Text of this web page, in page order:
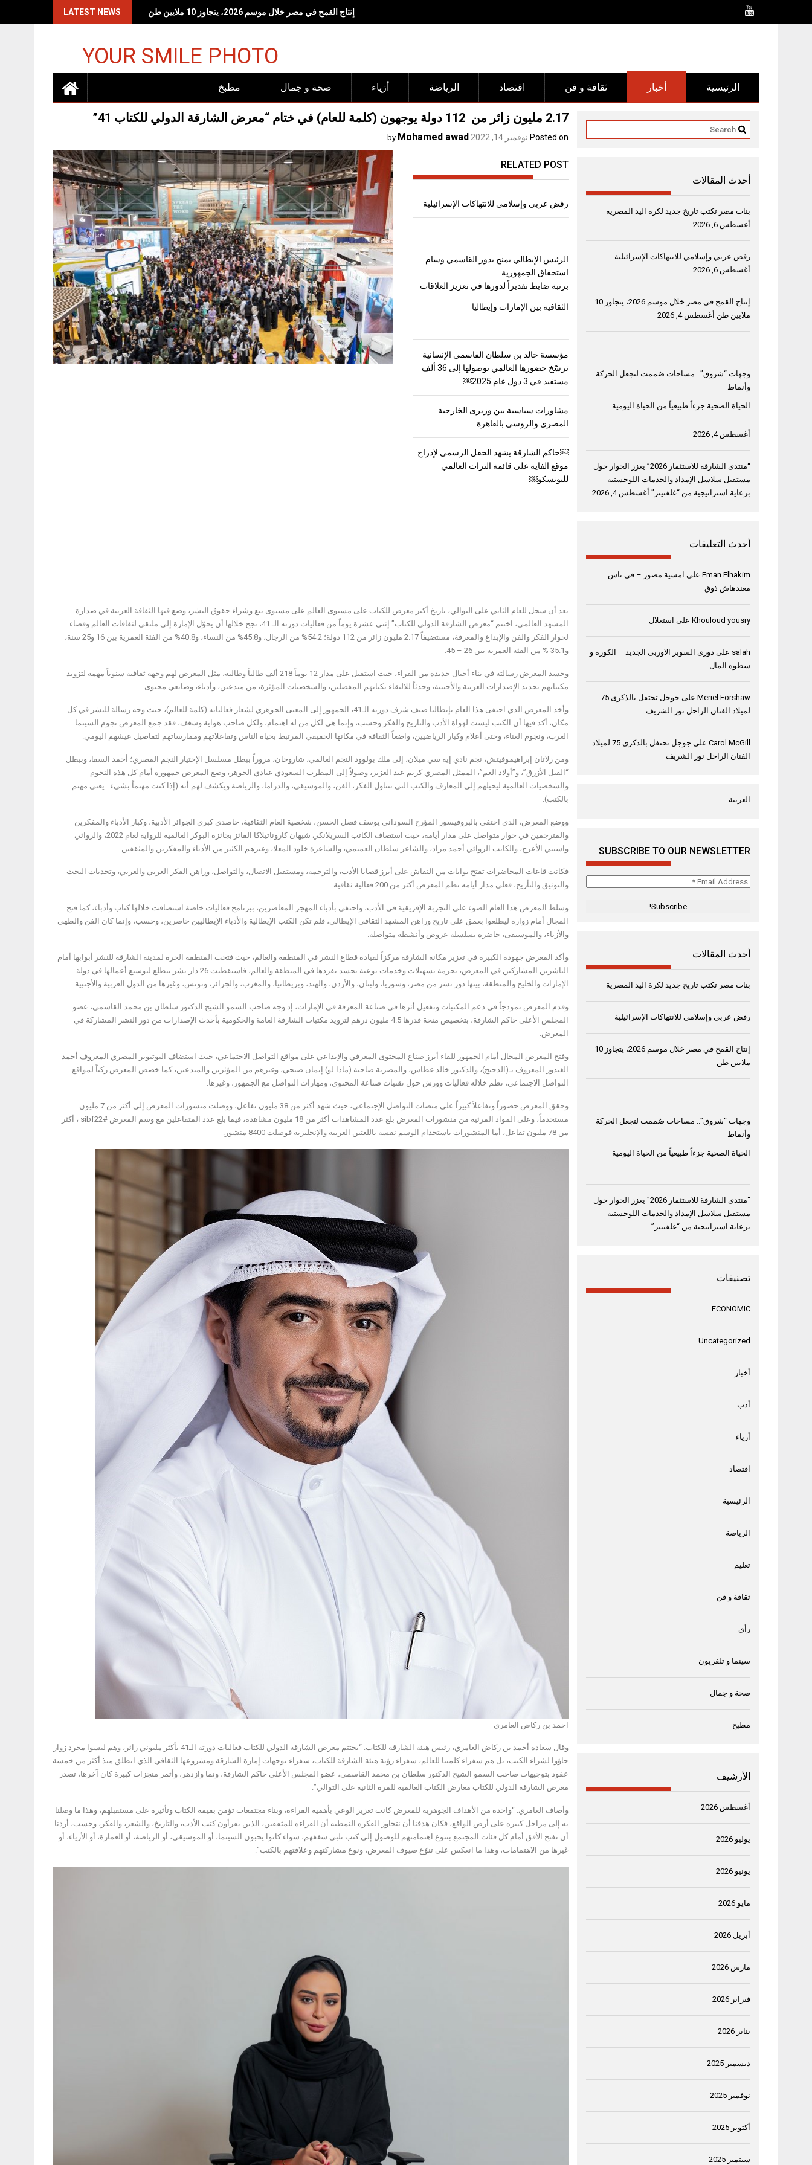
LATEST NEWS إنتاج القمح في مصر خلال موسم 2026، يتجاوز 10 ملايين طن
YOUR SMILE PHOTO
مطبخ صحة و جمال أزياء الرياضة اقتصاد ثقافة و فن أخبار الرئيسية
2.17 مليون زائر من 112 دولة يوجهون (كلمة للعام) في ختام “معرض الشارقة الدولي للكتاب 41”
Posted on نوفمبر 14, 2022 by
Mohamed awad
RELATED POST
رفض عربي وإسلامي للانتهاكات الإسرائيلية
الرئيس الإيطالي يمنح بدور القاسمي وسام
استحقاق الجمهورية
برتبة ضابط تقديراً لدورها في تعزيز العلاقات
الثقافية بين الإمارات وإيطاليا
مؤسسة خالد بن سلطان القاسمي الإنسانية
ترسّخ حضورها العالمي بوصولها إلى 36 ألف
مستفيد في 3 دول عام 2025￼
مشاورات سياسية بين وزيرى الخارجية
المصري والروسي بالقاهرة
￼حاكم الشارقة يشهد الحفل الرسمي لإدراج
موقع الفاية على قائمة التراث العالمي
لليونسكو￼
بعد أن سجل للعام الثاني على التوالي، تاريخ أكبر معرض للكتاب على مستوى العالم على مستوى بيع وشراء حقوق النشر، وضع فيها الثقافة العربية في صدارة
المشهد العالمي، اختتم “معرض الشارقة الدولي للكتاب” إثني عشرة يوماً من فعاليات دورته الـ 41، نجح خلالها أن يحوّل الإمارة إلى ملتقى لثقافات العالم وفضاء
لحوار الفكر والفن والإبداع والمعرفة، مستضيفاً 2.17 مليون زائر من 112 دولة؛ 54.2% من الرجال، و45.8% من النساء، و40.8% من الفئة العمرية بين 16 و25 سنة،
و35.1 % من الفئة العمرية بين 26 – 45.
وجسد المعرض رسالته في بناء أجيال جديدة من القراء، حيث استقبل على مدار 12 يوماً 218 ألف طالباً وطالبة، مثل المعرض لهم وجهة ثقافية سنوياً مهمة لتزويد
مكتباتهم بجديد الإصدارات العربية والأجنبية، وحدثاً للالتقاء بكتابهم المفضلين، والشخصيات المؤثرة، من مبدعين، وأدباء، وصانعي محتوى.
وأخذ المعرض الذي احتفى هذا العام بإيطاليا ضيف شرف دورته الـ41، الجمهور إلى المعنى الجوهري لشعار فعالياته (كلمة للعالم)، حيث وجه رسالة للبشر في كل
مكان، أكد فيها أن الكتب ليست لهواة الأدب والتاريخ والفكر وحسب، وإنما هي لكل من له اهتمام، ولكل صاحب هواية وشغف، فقد جمع المعرض نجوم السينما
العرب، ونجوم الغناء، وحتى أعلام وكبار الرياضيين، واضعاً الثقافة في مكانها الحقيقي المرتبط بحياة الناس وتفاعلاتهم وممارساتهم لتفاصيل عيشهم اليومي.
ومن زلاتان إبراهيموفيتش، نجم نادي إيه سي ميلان، إلى ملك بولوود النجم العالمي، شاروخان، مروراً ببطل مسلسل الإختيار النجم المصري؛ أحمد السقا، وببطل
“الفيل الأزرق”، و”أولاد العم”، الممثل المصري كريم عبد العزيز، وصولاً إلى المطرب السعودي عبادي الجوهر، وضع المعرض جمهوره أمام كل هذه النجوم
والشخصيات العالمية ليحيلهم إلى المعارف والكتب التي تتناول الفكر، الفن، والموسيقى، والدراما، والرياضة ويكشف لهم أنه (إذا كنت مهتماً بشيء.. يعني مهتم
بالكتب).
ووضع المعرض، الذي احتفى بالبروفيسور المؤرخ السوداني يوسف فضل الحسن، شخصية العام الثقافية، حاصدي كبرى الجوائز الأدبية، وكبار الأدباء والمفكرين
والمترجمين في حوار متواصل على مدار أيامه، حيث استضاف الكاتب السريلانكي شيهان كاروناتيلاكا الفائز بجائزة البوكر العالمية للرواية لعام 2022، والروائي
واسيني الأعرج، والكاتب الروائي أحمد مراد، والشاعر سلطان العميمي، والشاعرة خلود المعلا، وغيرهم الكثير من الأدباء والمفكرين والمثقفين.
فكانت قاعات المحاضرات تفتح بوابات من النقاش على أبرز قضايا الأدب، والترجمة، ومستقبل الاتصال، والتواصل، وراهن الفكر العربي والغربي، وتحديات البحث
والتوثيق والتأريخ، فعلى مدار أيامه نظم المعرض أكثر من 200 فعالية ثقافية.
وسلط المعرض هذا العام الضوء على التجربة الإفريقية في الأدب، واحتفى بأدباء المهجر المعاصرين، ببرنامج فعاليات خاصة استضافت خلالها كتاب وأدباء، كما فتح
المجال أمام زواره ليطلعوا بعمق على تاريخ وراهن المشهد الثقافي الإيطالي، فلم تكن الكتب الإيطالية والأدباء الإيطاليين حاضرين، وحسب، وإنما كان الفن والطهي
والأزياء، والموسيقى، حاضرة بسلسلة عروض وأنشطة متواصلة.
وأكد المعرض جهوده الكبيرة في تعزيز مكانة الشارقة مركزاً لقيادة قطاع النشر في المنطقة والعالم، حيث فتحت المنطقة الحرة لمدينة الشارقة للنشر أبوابها أمام
الناشرين المشاركين في المعرض، بحزمة تسهيلات وخدمات نوعية تجسد تفردها في المنطقة والعالم، فاستقطبت 26 دار نشر تتطلع لتوسيع أعمالها في دولة
الإمارات والخليج والمنطقة، بينها دور نشر من مصر، وسوريا، ولبنان، والأردن، والهند، وبريطانيا، والمغرب، والجزائر، وتونس، وغيرها من الدول العربية والأجنبية.
وقدم المعرض نموذجاً في دعم المكتبات وتفعيل أثرها في صناعة المعرفة في الإمارات، إذ وجه صاحب السمو الشيخ الدكتور سلطان بن محمد القاسمي، عضو
المجلس الأعلى حاكم الشارقة، بتخصيص منحة قدرها 4.5 مليون درهم لتزويد مكتبات الشارقة العامة والحكومية بأحدث الإصدارات من دور النشر المشاركة في
المعرض.
وفتح المعرض المجال أمام الجمهور للقاء أبرز صناع المحتوى المعرفي والإبداعي على مواقع التواصل الاجتماعي، حيث استضاف اليوتيوبر المصري المعروف أحمد
الغندور المعروف بـ(الدحيح)، والدكتور خالد غطاس، والمصرية صاحبة (ماذا لو) إيمان صبحي، وغيرهم من المؤثرين والمبدعين، كما خصص المعرض ركناً لمواقع
التواصل الاجتماعي، نظم خلاله فعاليات وورش حول تقنيات صناعة المحتوى، ومهارات التواصل مع الجمهور، وغيرها.
وحقق المعرض حضوراً وتفاعلاً كبيراً على منصات التواصل الإجتماعي، حيث شهد أكثر من 38 مليون تفاعل، ووصلت منشورات المعرض إلى أكثر من 7 مليون
مستخدماً، وعلى المواد المرئية من منشورات المعرض بلغ عدد المشاهدات أكثر من 18 مليون مشاهدة، فيما بلغ عدد المتفاعلين مع وسم المعرض #sibf22 ، أكثر
من 78 مليون تفاعل، أما المنشورات باستخدام الوسم نفسه باللغتين العربية والإنجليزية فوصلت 8400 منشور.
احمد بن ركاض العامرى
وقال سعادة أحمد بن ركاض العامري، رئيس هيئة الشارقة للكتاب: “يختتم معرض الشارقة الدولي للكتاب فعاليات دورته الـ41 بأكثر مليوني زائر، وهم ليسوا مجرد زوار
جاؤوا لشراء الكتب، بل هم سفراء كلمتنا للعالم، سفراء رؤية هيئة الشارقة للكتاب، سفراء توجهات إمارة الشارقة ومشروعها الثقافي الذي انطلق منذ أكثر من خمسة
عقود بتوجيهات صاحب السمو الشيخ الدكتور سلطان بن محمد القاسمي، عضو المجلس الأعلى حاكم الشارقة، ونما وازدهر، وأثمر منجزات كبيرة كان آخرها، تصدر
معرض الشارقة الدولي للكتاب معارض الكتاب العالمية للمرة الثانية على التوالي”.
وأضاف العامري: “واحدة من الأهداف الجوهرية للمعرض كانت تعزيز الوعي بأهمية القراءة، وبناء مجتمعات تؤمن بقيمة الكتاب وتأثيره على مستقبلهم، وهذا ما وصلنا
به إلى مراحل كبيرة على أرض الواقع، فكان هدفنا أن نتجاوز الفكرة النمطية أن القراءة للمثقفين، الذين يقرأون كتب الأدب، والتاريخ، والشعر، والفكر، وحسب، أردنا
أن نفتح الأفق أمام كل فئات المجتمع بتنوع اهتمامتهم للوصول إلى كتب تلبي شغفهم، سواء كانوا يحبون السينما، أو الموسيقى، أو الرياضة، أو العمارة، أو الأزياء، أو
غيرها من الاهتمامات، وهذا ما انعكس على تنوّع ضيوف المعرض، ونوع مشاركتهم وعلاقتهم بالكتب”.
أحدث المقالات
بنات مصر تكتب تاريخ جديد لكرة اليد المصرية
أغسطس 6, 2026
رفض عربي وإسلامي للانتهاكات الإسرائيلية
أغسطس 6, 2026
إنتاج القمح في مصر خلال موسم 2026، يتجاوز 10
ملايين طن أغسطس 4, 2026
وجهات “شروق”.. مساحات صُممت لتجعل الحركة
وأنماط
الحياة الصحية جزءاً طبيعياً من الحياة اليومية
أغسطس 4, 2026
“منتدى الشارقة للاستثمار 2026” يعزز الحوار حول
مستقبل سلاسل الإمداد والخدمات اللوجستية
برعاية استراتيجية من “غلفتينر” أغسطس 4, 2026
أحدث التعليقات
Eman Elhakim على امسية مصور – فى ناس
معندهاش ذوق
Khouloud yousry على استغلال
salah على دورى السوبر الاوربى الجديد – الكورة و
سطوة المال
Meriel Forshaw على
جوجل تحتفل بالذكرى 75
لميلاد الفنان الراحل نور الشريف
Carol McGill على
جوجل تحتفل بالذكرى 75 لميلاد
الفنان الراحل نور الشريف
العربية
SUBSCRIBE TO OUR NEWSLETTER
Email
أحدث المقالات
بنات مصر تكتب تاريخ جديد لكرة اليد المصرية
رفض عربي وإسلامي للانتهاكات الإسرائيلية
إنتاج القمح في مصر خلال موسم 2026، يتجاوز 10
ملايين طن
وجهات “شروق”.. مساحات صُممت لتجعل الحركة
وأنماط
الحياة الصحية جزءاً طبيعياً من الحياة اليومية
“منتدى الشارقة للاستثمار 2026” يعزز الحوار حول
مستقبل سلاسل الإمداد والخدمات اللوجستية
برعاية استراتيجية من “غلفتينر”
تصنيفات
ECONOMIC
Uncategorized
أخبار
أدب
أزياء
اقتصاد
الرئيسية
الرياضة
تعليم
ثقافة و فن
رأى
سينما و تلفزيون
صحة و جمال
مطبخ
الأرشيف
أغسطس 2026
يوليو 2026
يونيو 2026
مايو 2026
أبريل 2026
مارس 2026
فبراير 2026
يناير 2026
ديسمبر 2025
نوفمبر 2025
أكتوبر 2025
سبتمبر 2025